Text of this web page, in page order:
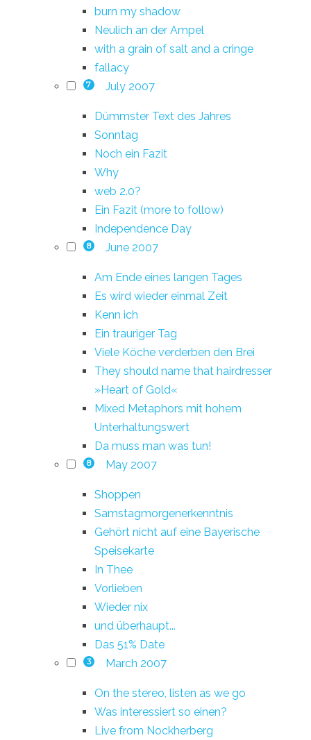
burn my shadow
Neulich an der Ampel
with a grain of salt and a cringe
fallacy
7 July 2007
Dümmster Text des Jahres
Sonntag
Noch ein Fazit
Why
web 2.0?
Ein Fazit (more to follow)
Independence Day
8 June 2007
Am Ende eines langen Tages
Es wird wieder einmal Zeit
Kenn ich
Ein trauriger Tag
Viele Köche verderben den Brei
They should name that hairdresser
»Heart of Gold«
Mixed Metaphors mit hohem
Unterhaltungswert
Da muss man was tun!
8 May 2007
Shoppen
Samstagmorgenerkenntnis
Gehört nicht auf eine Bayerische
Speisekarte
In Thee
Vorlieben
Wieder nix
und überhaupt...
Das 51% Date
3 March 2007
On the stereo, listen as we go
Was interessiert so einen?
Live from Nockherberg